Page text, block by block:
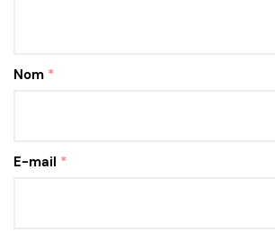
Nom *
E-mail *